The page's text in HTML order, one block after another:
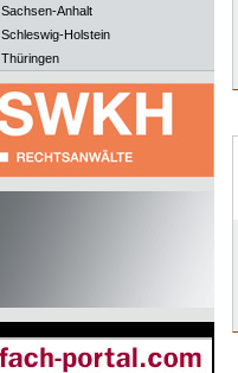
Sachsen-Anhalt
Schleswig-Holstein
Thüringen